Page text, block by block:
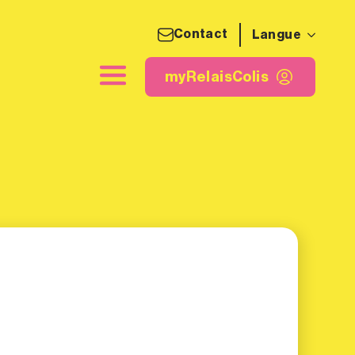
Contact Langue
myRelaisColis
d'expédition myRelaisColis